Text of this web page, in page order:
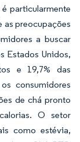
particularmente
as preocupações
a buscar
Estados Unidos,
e 19,7% das
consumidores
de chá pronto
O setor
como estévia,